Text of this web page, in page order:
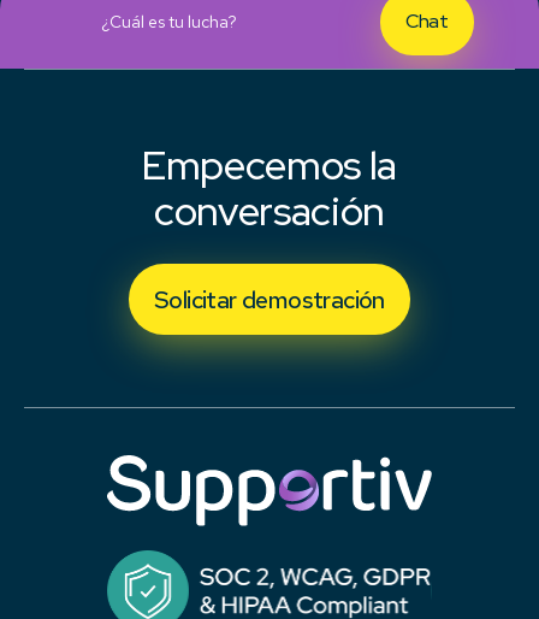
¿Cuál es tu lucha? Chat
Empecemos la
conversación
Solicitar demostración